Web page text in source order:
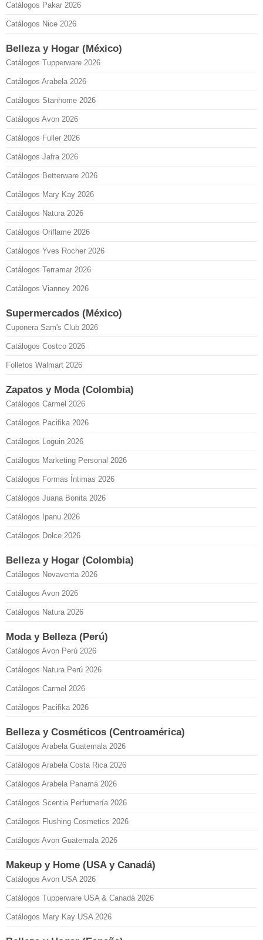
Catálogos Pakar 2026
Catálogos Nice 2026
Belleza y Hogar (México)
Catálogos Tupperware 2026
Catálogos Arabela 2026
Catálogos Stanhome 2026
Catálogos Avon 2026
Catálogos Fuller 2026
Catálogos Jafra 2026
Catálogos Betterware 2026
Catálogos Mary Kay 2026
Catálogos Natura 2026
Catálogos Oriflame 2026
Catálogos Yves Rocher 2026
Catálogos Terramar 2026
Catálogos Vianney 2026
Supermercados (México)
Cuponera Sam's Club 2026
Catálogos Costco 2026
Folletos Walmart 2026
Zapatos y Moda (Colombia)
Catálogos Carmel 2026
Catálogos Pacifika 2026
Catálogos Loguin 2026
Catálogos Marketing Personal 2026
Catálogos Formas Íntimas 2026
Catálogos Juana Bonita 2026
Catálogos Ipanu 2026
Catálogos Dolce 2026
Belleza y Hogar (Colombia)
Catálogos Novaventa 2026
Catálogos Avon 2026
Catálogos Natura 2026
Moda y Belleza (Perú)
Catálogos Avon Perú 2026
Catálogos Natura Perú 2026
Catálogos Carmel 2026
Catálogos Pacifika 2026
Belleza y Cosméticos (Centroamérica)
Catálogos Arabela Guatemala 2026
Catálogos Arabela Costa Rica 2026
Catálogos Arabela Panamá 2026
Catálogos Scentia Perfumería 2026
Catálogos Flushing Cosmetics 2026
Catálogos Avon Guatemala 2026
Makeup y Home (USA y Canadá)
Catálogos Avon USA 2026
Catálogos Tupperware USA & Canadá 2026
Catálogos Mary Kay USA 2026